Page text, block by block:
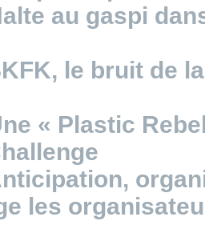
au gaspi
le bruit de
« Plastic
les